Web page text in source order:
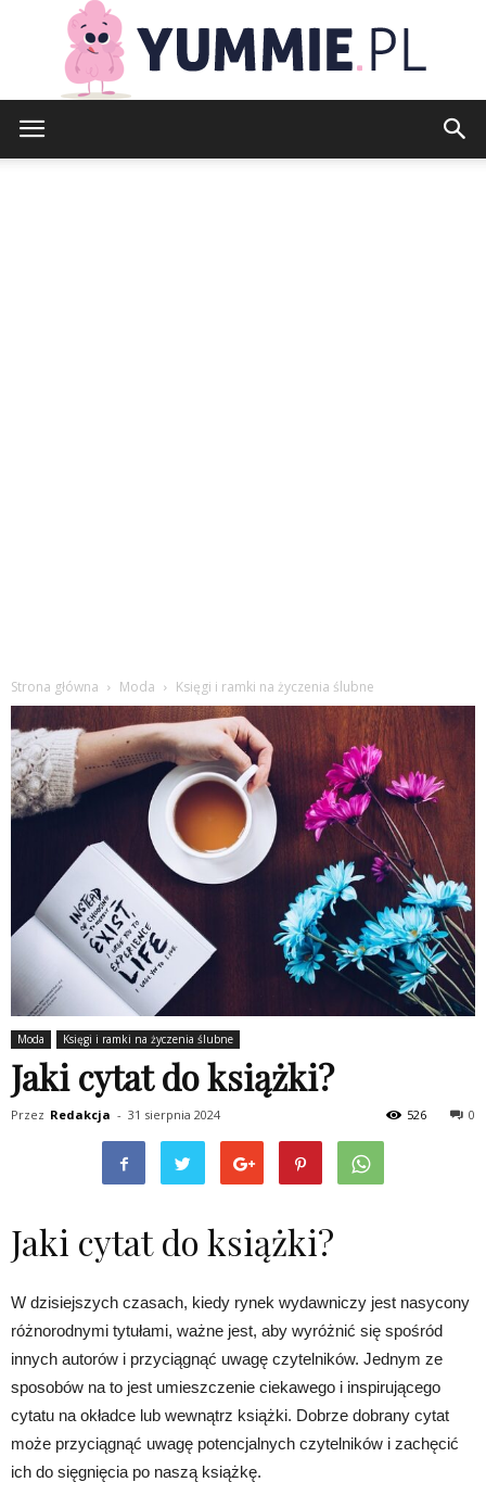
Strona główna Moda Księgi i ramki na życzenia ślubne
Moda Księgi i ramki na życzenia ślubne
Jaki cytat do książki?
Przez Redakcja - 31 sierpnia 2024 0
526
Jaki cytat do książki?
W dzisiejszych czasach, kiedy rynek wydawniczy jest nasycony
różnorodnymi tytułami, ważne jest, aby wyróżnić się spośród
innych autorów i przyciągnąć uwagę czytelników. Jednym ze
sposobów na to jest umieszczenie ciekawego i inspirującego
cytatu na okładce lub wewnątrz książki. Dobrze dobrany cytat
może przyciągnąć uwagę potencjalnych czytelników i zachęcić
ich do sięgnięcia po naszą książkę.